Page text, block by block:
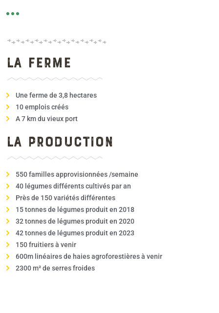
...
La ferme
Une ferme de 3,8 hectares
10 emplois créés
A 7 km du vieux port
La production
550 familles approvisionnées /semaine
40 légumes différents cultivés par an
Près de 150 variétés différentes
15 tonnes de légumes produit en 2018
32 tonnes de légumes produit en 2020
42 tonnes de légumes produit en 2023
150 fruitiers à venir
600m linéaires de haies agroforestières à venir
2300 m² de serres froides